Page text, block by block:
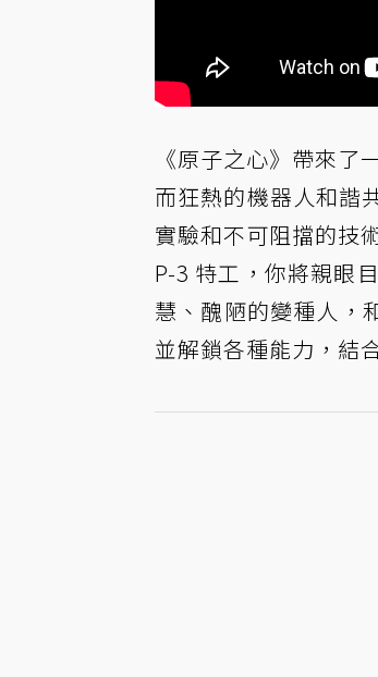
《原子之心》帶來
而狂熱的機器人和諧
實驗和不可阻擋的技
P-3 特工，你將親眼
慧、醜陋的變種人，
並解鎖各種能力，結